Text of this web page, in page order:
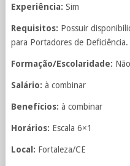
Experiência: Sim
Requisitos: Possuir
para Portadores de Deficiência.
Formação/Escolaridade:
Salário: à combinar
Benefícios: à combinar
Horários: Escala 6×1
Local: Fortaleza/CE